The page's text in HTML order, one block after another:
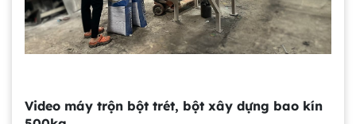
Video máy trộn bột trét, bột xây dựng bao kín
Gia công bồn khuấy, silo chứa nguyên liệu
Bồn khuấy công nghiệp là gì? Ứng dụng, cấu